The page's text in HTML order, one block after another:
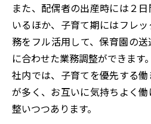
また、配偶者の出産時には２
いるほか、子育て期にはフレ
務をフル活用して、保育園の
に合わせた業務調整ができます。
社内では、子育てを優先する
が多く、お互いに気持ちよく
整いつつあります。